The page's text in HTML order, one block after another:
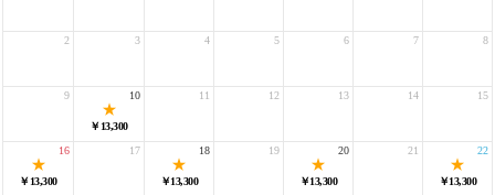
2 3 4 5 6 7 8
9
￥13,300
10 11 12 13 14 15
￥13,300
16 17
￥13,300
18 19
￥13,300
20 21
￥13,300
22